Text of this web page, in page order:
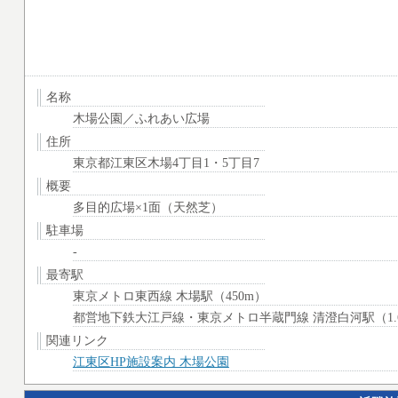
名称
木場公園／ふれあい広場
住所
東京都江東区木場4丁目1・5丁目7
概要
多目的広場×1面（天然芝）
駐車場
-
最寄駅
東京メトロ東西線 木場駅（450m）
都営地下鉄大江戸線・東京メトロ半蔵門線 清澄白河駅（
関連リンク
江東区HP施設案内 木場公園